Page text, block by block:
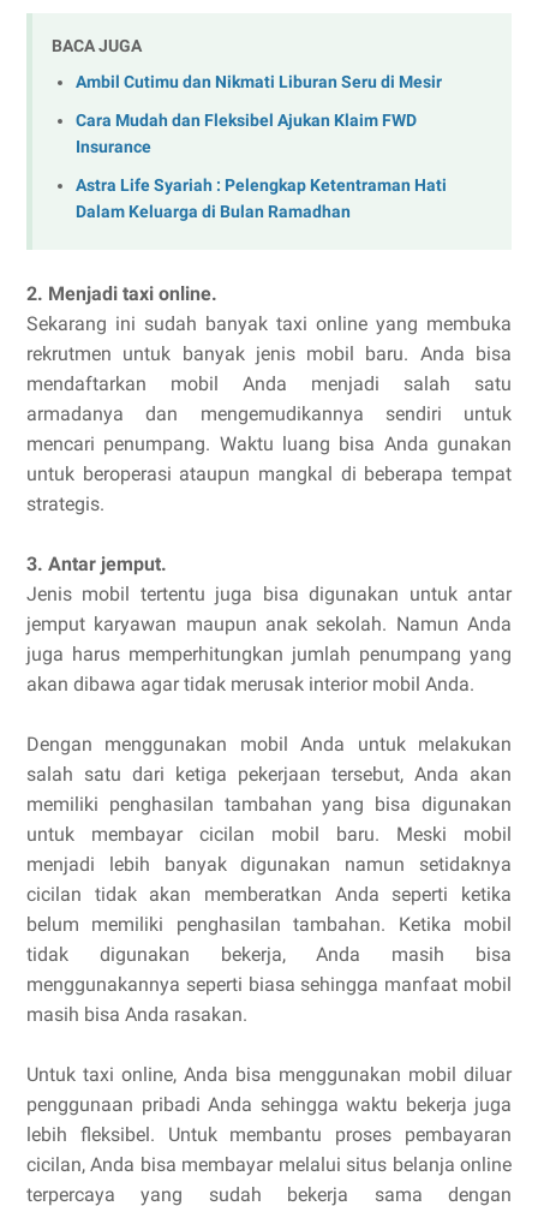
BACA JUGA
Ambil Cutimu dan Nikmati Liburan Seru di Mesir
Cara Mudah dan Fleksibel Ajukan Klaim FWD
Insurance
Astra Life Syariah : Pelengkap Ketentraman Hati
Dalam Keluarga di Bulan Ramadhan
2. Menjadi taxi online.
Sekarang ini sudah banyak taxi online yang membuka
rekrutmen untuk banyak jenis mobil baru. Anda bisa
mendaftarkan mobil Anda menjadi salah satu
armadanya dan mengemudikannya sendiri untuk
mencari penumpang. Waktu luang bisa Anda gunakan
untuk beroperasi ataupun mangkal di beberapa tempat
strategis.
3. Antar jemput.
Jenis mobil tertentu juga bisa digunakan untuk antar
jemput karyawan maupun anak sekolah. Namun Anda
juga harus memperhitungkan jumlah penumpang yang
akan dibawa agar tidak merusak interior mobil Anda.
Dengan menggunakan mobil Anda untuk melakukan
salah satu dari ketiga pekerjaan tersebut, Anda akan
memiliki penghasilan tambahan yang bisa digunakan
untuk membayar cicilan mobil baru. Meski mobil
menjadi lebih banyak digunakan namun setidaknya
cicilan tidak akan memberatkan Anda seperti ketika
belum memiliki penghasilan tambahan. Ketika mobil
tidak digunakan bekerja, Anda masih bisa
menggunakannya seperti biasa sehingga manfaat mobil
masih bisa Anda rasakan.
Untuk taxi online, Anda bisa menggunakan mobil diluar
penggunaan pribadi Anda sehingga waktu bekerja juga
lebih fleksibel. Untuk membantu proses pembayaran
cicilan, Anda bisa membayar melalui situs belanja online
terpercaya yang sudah bekerja sama dengan